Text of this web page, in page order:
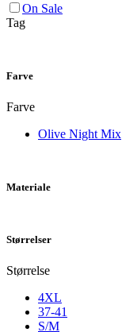
On Sale
Tag
Farve
Farve
Olive Night Mix
Materiale
Størrelser
Størrelse
4XL
37-41
S/M